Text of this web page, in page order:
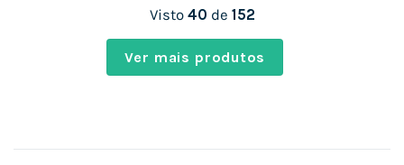
Visto 40 de 152
Ver mais produtos